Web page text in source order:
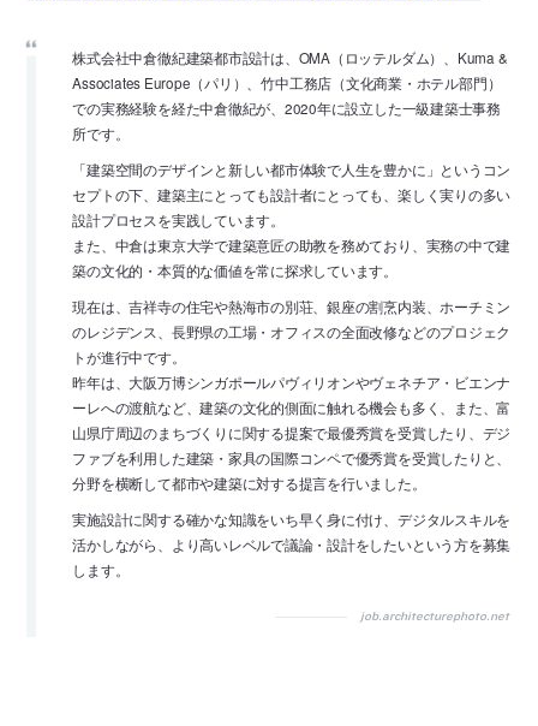
株式会社中倉徹紀建築都市設計は、OMA（ロッテルダム）、Kuma &
Associates Europe（パリ）、竹中工務店（文化商業・ホテル部門）
での実務経験を経た中倉徹紀が、2020年に設立した一級建築士事務
所です。
「建築空間のデザインと新しい都市体験で人生を豊かに」というコン
セプトの下、建築主にとっても設計者にとっても、楽しく実りの多い
設計プロセスを実践しています。
また、中倉は東京大学で建築意匠の助教を務めており、実務の中で建
築の文化的・本質的な価値を常に探求しています。
現在は、吉祥寺の住宅や熱海市の別荘、銀座の割烹内装、ホーチミン
のレジデンス、長野県の工場・オフィスの全面改修などのプロジェク
トが進行中です。
昨年は、大阪万博シンガポールパヴィリオンやヴェネチア・ビエンナ
ーレへの渡航など、建築の文化的側面に触れる機会も多く、また、富
山県庁周辺のまちづくりに関する提案で最優秀賞を受賞したり、デジ
ファブを利用した建築・家具の国際コンペで優秀賞を受賞したりと、
分野を横断して都市や建築に対する提言を行いました。
実施設計に関する確かな知識をいち早く身に付け、デジタルスキルを
活かしながら、より高いレベルで議論・設計をしたいという方を募集
します。
job.architecturephoto.net